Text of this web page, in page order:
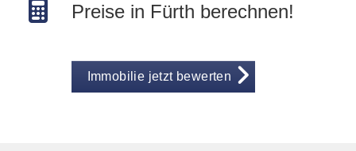
Preise in Fürth berechnen!
Immobilie jetzt bewerten